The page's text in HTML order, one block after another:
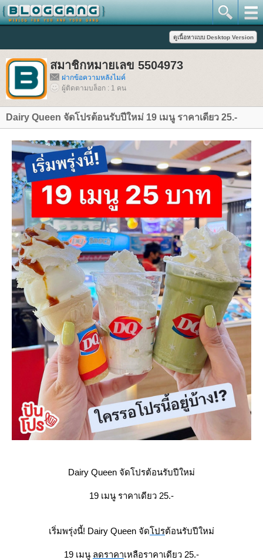
สมาชิกหมายเลข 5504973
ฝากข้อความหลังไมค์
ผู้ติดตามบล็อก : 1 คน
Dairy Queen จัดโปรต้อนรับปีใหม่ 19 เมนู ราคาเดียว 25.-
Dairy Queen จัดโปรต้อนรับปีใหม่
19 เมนู ราคาเดียว 25.-
เริ่มพรุ่งนี้! Dairy Queen จัดปรต้อนรับปีใหม่
19 เมนู ลดราคาเหลือราคาเดียว 25.-